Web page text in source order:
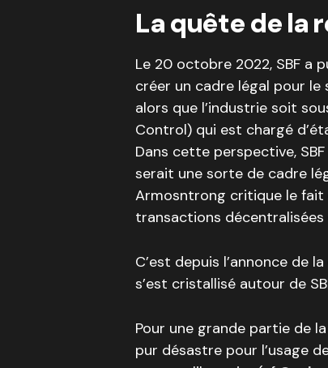
La quête de la
Le 20 octobre 2022, SBF a
créer un cadre légal pour
alors que l’industrie soit
Control) qui est chargé
Dans cette perspective,
serait une sorte de cadre
Armosntrong critique le
transactions
C’est depuis l’annonce de
s’est cristallisé autour de
Pour une grande partie de
pur désastre pour l’usage